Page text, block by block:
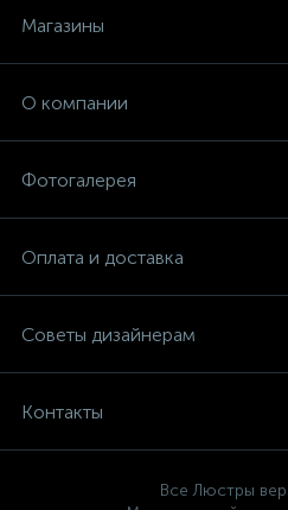
Магазины
О компании
Фотогалерея
Оплата и доставка
Советы дизайнерам
Контакты
Все Люстры